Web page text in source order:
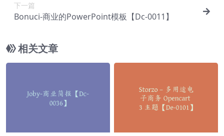
下一篇
Bonuci-商业的PowerPoint模板【Dc-0011】
相关文章